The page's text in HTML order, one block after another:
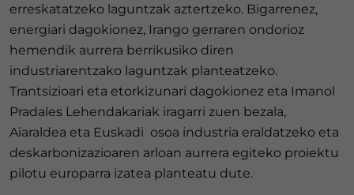
erreskatatzeko laguntzak aztertzeko. Bigarrenez,
energiari dagokionez, Irango gerraren ondorioz
hemendik aurrera berrikusiko diren
industriarentzako laguntzak planteatzeko.
Trantsizioari eta etorkizunari dagokionez eta Imanol
Pradales Lehendakariak iragarri zuen bezala,
Aiaraldea eta Euskadi osoa industria eraldatzeko eta
deskarbonizazioaren arloan aurrera egiteko proiektu
pilotu europarra izatea planteatu dute.